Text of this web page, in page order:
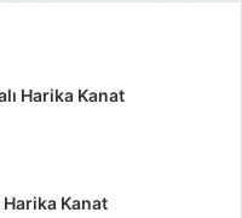
Harika Kanat
Harika Kanat